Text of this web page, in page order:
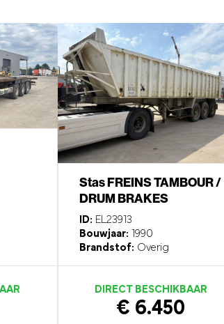
Stas FREINS TAMBOUR /
DRUM BRAKES
ID: EL23913
Bouwjaar: 1990
Brandstof: Overig
DIRECT BESCHIKBAAR
€ 6.450